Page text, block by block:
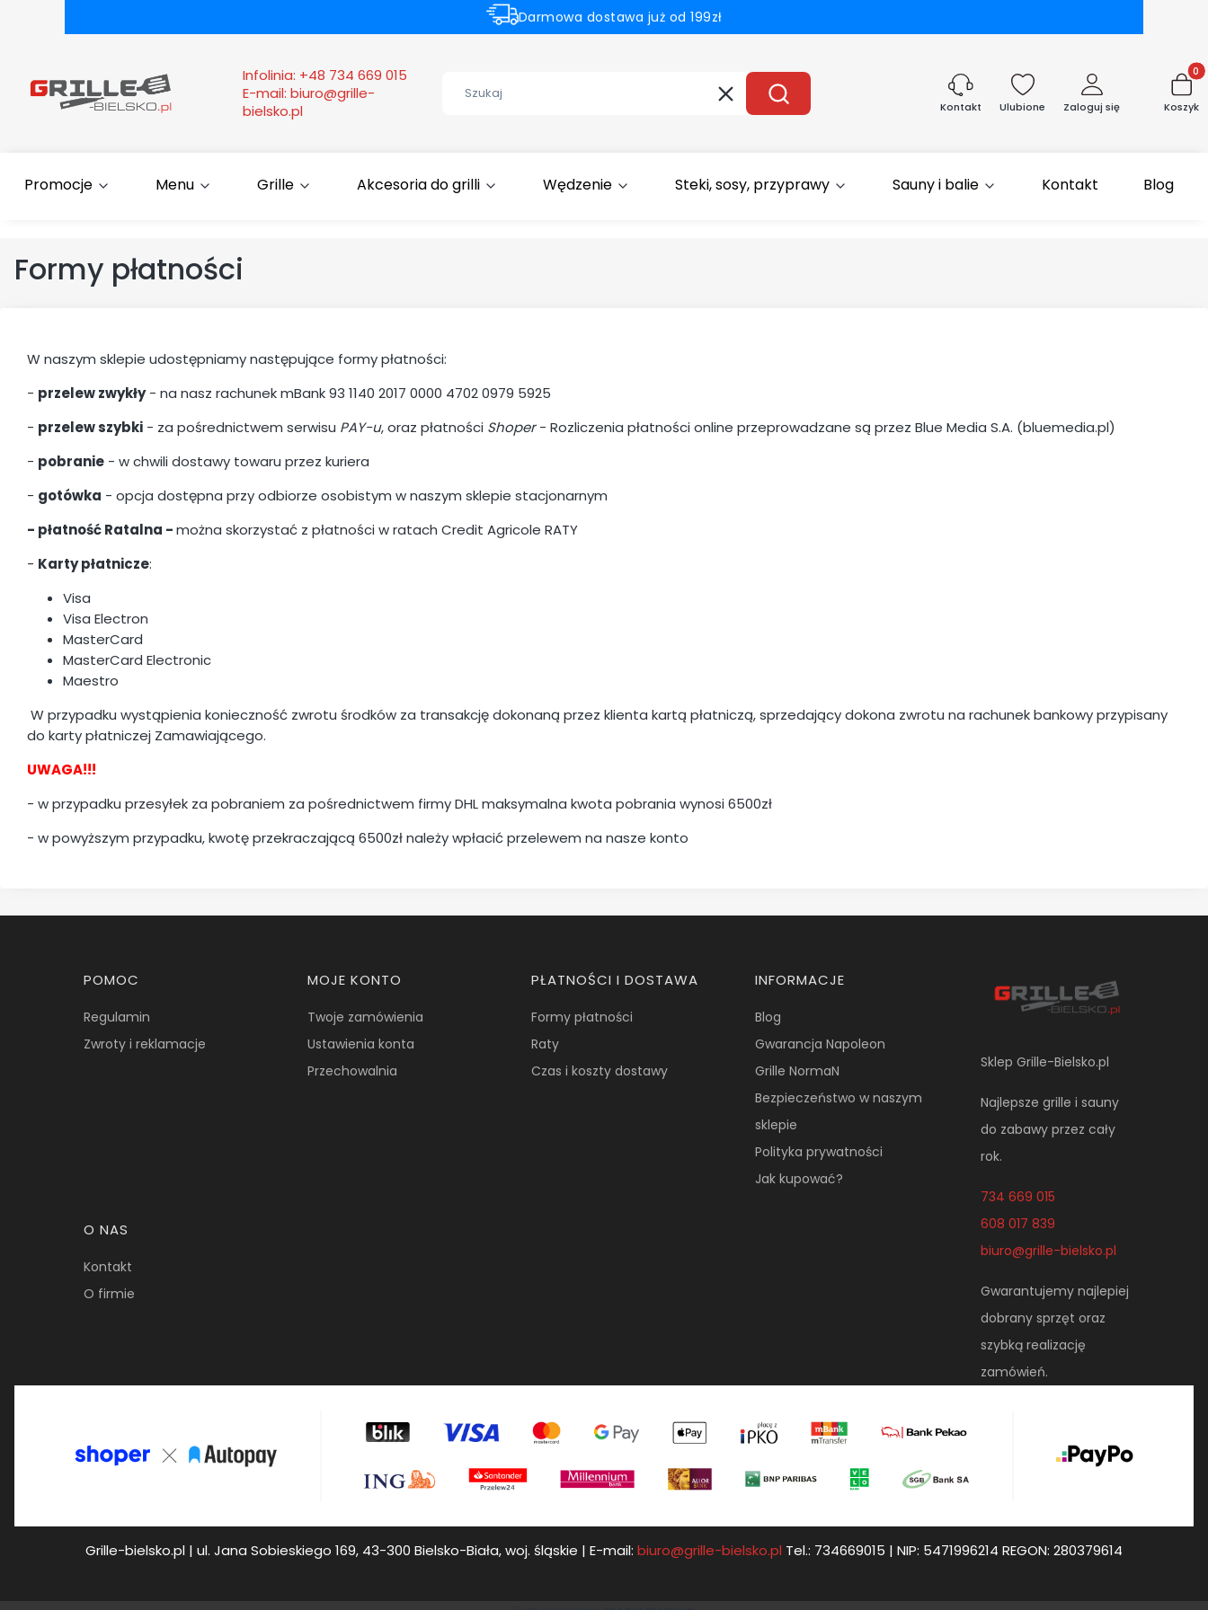
Darmowa dostawa już od 199zł
Infolinia: +48 734 669 015
E-mail: biuro@grille-
bielsko.pl
WyczyśćSzukaj Kontakt Ulubione Zaloguj się Koszyk
Promocje Menu Grille Akcesoria do grilli Wędzenie Steki, sosy, przyprawy Sauny i balie Kontakt Blog
Formy płatności
W naszym sklepie udostępniamy następujące formy płatności:
- przelew zwykły- na nasz rachunek mBank 93 1140 2017 0000 4702 0979 5925
- przelew szybki - za pośrednictwem serwisu PAY-u, oraz płatności Shoper- Rozliczenia płatności online przeprowadzane są przez Blue Media S.A. (bluemedia.pl)
- pobranie - w chwili dostawy towaru przez kuriera
- gotówka - opcja dostępna przy odbiorze osobistym w naszym sklepie stacjonarnym
- płatność Ratalna -można skorzystać z płatności w ratach Credit Agricole RATY
- Karty płatnicze:
Visa
Visa Electron
MasterCard
MasterCard Electronic
Maestro
W przypadku wystąpienia konieczność zwrotu środków za transakcję dokonaną przez klienta kartą płatniczą, sprzedający dokona zwrotu na rachunek bankowy przypisany
do karty płatniczej Zamawiającego.
UWAGA!!!
- w przypadku przesyłek za pobraniem za pośrednictwem firmy DHL maksymalna kwota pobrania wynosi 6500zł
- w powyższym przypadku, kwotę przekraczającą 6500zł należy wpłacić przelewem na nasze konto
Linki w stopce
POMOC
Regulamin
Zwroty i reklamacje
MOJE KONTO
Twoje zamówienia
Ustawienia konta
Przechowalnia
PŁATNOŚCI I DOSTAWA
Formy płatności
Raty
Czas i koszty dostawy
INFORMACJE
Blog
Gwarancja Napoleon
Grille NormaN
Bezpieczeństwo w naszym
sklepie
Polityka prywatności
Jak kupować?
O NAS
Kontakt
O firmie
Sklep Grille-Bielsko.pl
Najlepsze grille i sauny
do zabawy przez cały
rok.
734 669 015
608 017 839
biuro@grille-bielsko.pl
Gwarantujemy najlepiej
dobrany sprzęt oraz
szybką realizację
zamówień.
Grille-bielsko.pl | ul. Jana Sobieskiego 169, 43-300 Bielsko-Biała, woj. śląskie | E-mail: biuro@grille-bielsko.pl Tel.: 734669015 | NIP: 5471996214 REGON: 280379614